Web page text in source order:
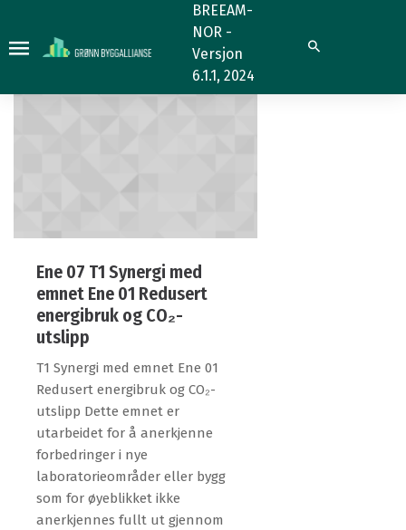
BREEAM-
NOR -
Versjon
6.1.1, 2024
Søk
Ene 07 T1 Synergi med
emnet Ene 01 Redusert
energibruk og CO₂-
utslipp
T1 Synergi med emnet Ene 01
Redusert energibruk og CO₂-
utslipp Dette emnet er
utarbeidet for å anerkjenne
forbedringer i nye
laboratorieområder eller bygg
som for øyeblikket ikke
anerkjennes fullt ut gjennom